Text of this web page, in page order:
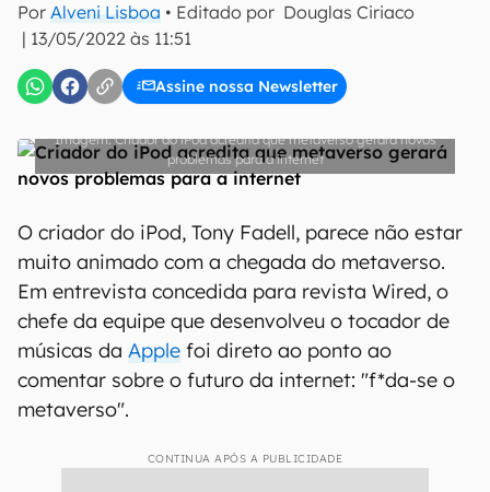
Por Alveni Lisboa • Editado por Douglas Ciriaco
| 13/05/2022 às 11:51
Assine nossa Newsletter
inscreva-se
Confirmo que li, aceito e concordo com os Termos de
Uso e Política de Privacidade do Canaltech.
Criador do iPod acredita que metaverso gerará novos
problemas para a internet
O criador do iPod, Tony Fadell, parece não estar
muito animado com a chegada do metaverso.
Em entrevista concedida para revista Wired, o
chefe da equipe que desenvolveu o tocador de
músicas da Apple foi direto ao ponto ao
comentar sobre o futuro da internet: "f*da-se o
metaverso".
CONTINUA APÓS A PUBLICIDADE